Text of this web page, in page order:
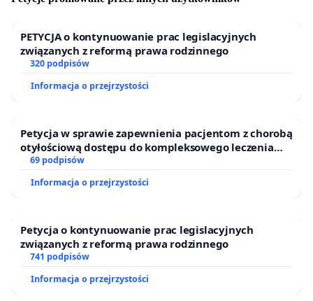
PETYCJA o kontynuowanie prac legislacyjnych
związanych z reformą prawa rodzinnego
320 podpisów
Informacja o przejrzystości
Petycja w sprawie zapewnienia pacjentom z chorobą
otyłościową dostępu do kompleksowego leczenia
oraz programów profilaktycznych.
69 podpisów
Informacja o przejrzystości
Petycja o kontynuowanie prac legislacyjnych
związanych z reformą prawa rodzinnego
741 podpisów
Informacja o przejrzystości